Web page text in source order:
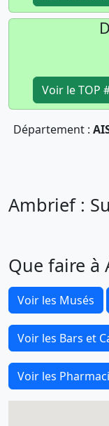
Voir le TOP
Département :
Ambrief :
Que faire à
Voir les Musés
Voir les Bars et
Voir les